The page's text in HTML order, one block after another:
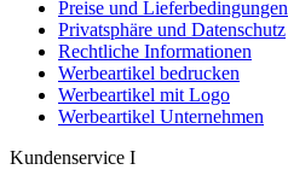
Preise und Lieferbedingungen
Privatsphäre und Datenschutz
Rechtliche Informationen
Werbeartikel bedrucken
Werbeartikel mit Logo
Werbeartikel Unternehmen
Kundenservice I